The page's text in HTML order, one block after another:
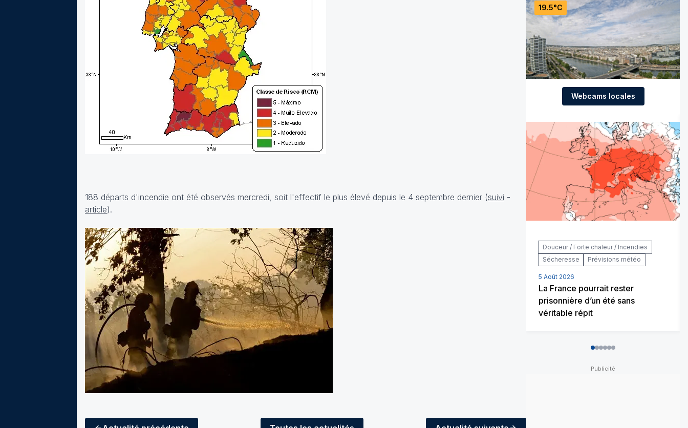
188 départs d'incendie ont été observés mercredi, soit l'effectif le plus élevé depuis le 4 septembre dernier (suivi -
article).
19.5°C
Webcams locales
Douceur / Forte chaleur / Incendies
Sécheresse
Prévisions météo
5 Août 2026
La France pourrait rester
prisonnière d’un été sans
véritable répit
012345